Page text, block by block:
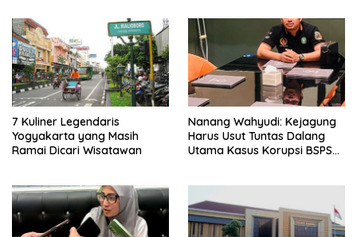
7 Kuliner Legendaris
Yogyakarta yang Masih
Ramai Dicari Wisatawan
Nanang Wahyudi: Kejagung
Harus Usut Tuntas Dalang
Utama Kasus Korupsi BSPS